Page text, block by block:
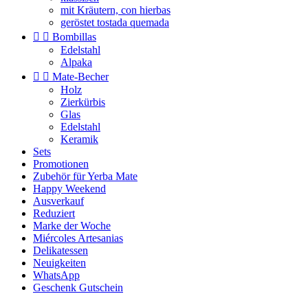
mit Kräutern, con hierbas
geröstet tostada quemada
  Bombillas
Edelstahl
Alpaka
  Mate-Becher
Holz
Zierkürbis
Glas
Edelstahl
Keramik
Sets
Promotionen
Zubehör für Yerba Mate
Happy Weekend
Ausverkauf
Reduziert
Marke der Woche
Miércoles Artesanias
Delikatessen
Neuigkeiten
WhatsApp
Geschenk Gutschein